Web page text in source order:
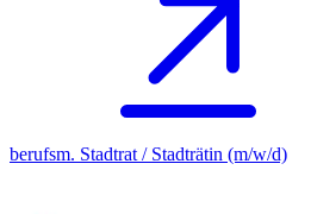
berufsm. Stadtrat / Stadträtin (m/w/d)